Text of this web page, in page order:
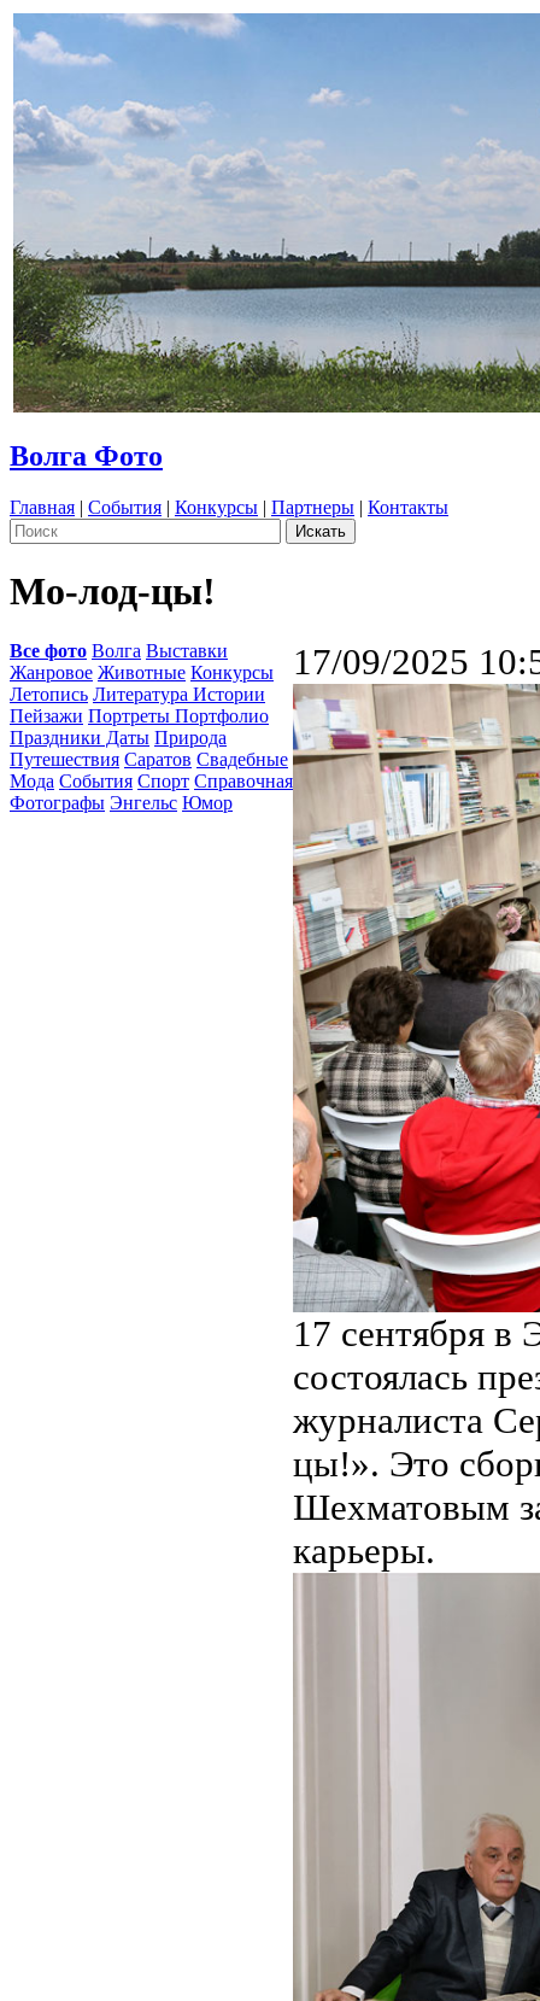
Волга Фото
Главная | События | Конкурсы | Партнеры | Контакты
Мо-лод-цы!
Все фото Волга Выставки
Жанровое Животные Конкурсы
Летопись Литература Истории
Пейзажи Портреты Портфолио
Праздники Даты Природа
Путешествия Саратов Свадебные
Мода События Спорт Справочная
Фотографы Энгельс Юмор
17/09/2025
17 сентября в
состоялась
журналиста
цы!». Это
Шехматовым
карьеры.